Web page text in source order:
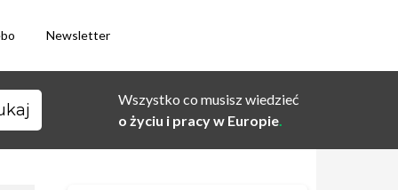
Newsletter
Wszystko co musisz wiedzieć
o życiu i pracy w Europie.